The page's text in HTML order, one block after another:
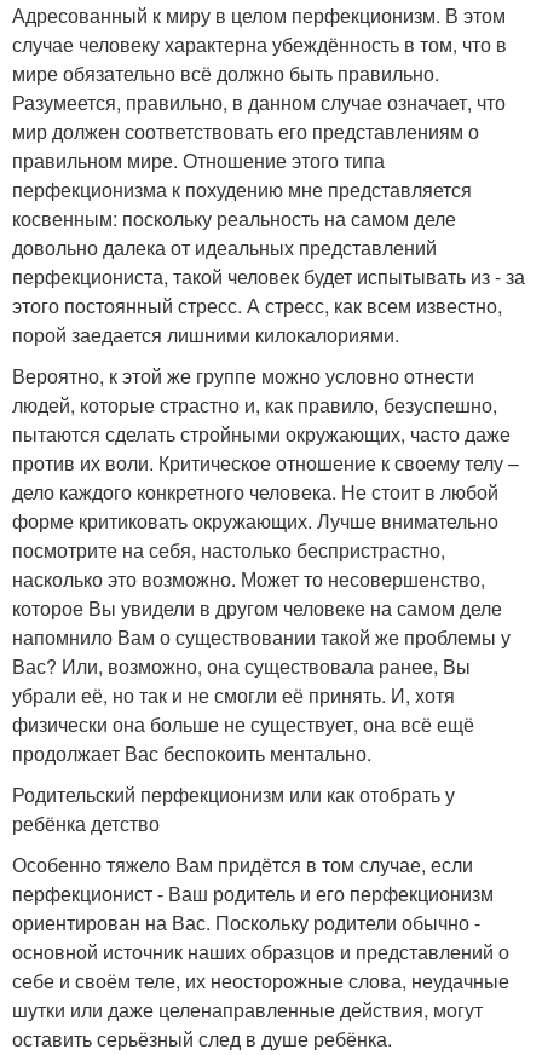
Адресованный к миру в целом перфекционизм. В этом
случае человеку характерна убеждённость в том, что в
мире обязательно всё должно быть правильно.
Разумеется, правильно, в данном случае означает, что
мир должен соответствовать его представлениям о
правильном мире. Отношение этого типа
перфекционизма к похудению мне представляется
косвенным: поскольку реальность на самом деле
довольно далека от идеальных представлений
перфекциониста, такой человек будет испытывать из - за
этого постоянный стресс. А стресс, как всем известно,
порой заедается лишними килокалориями.
Вероятно, к этой же группе можно условно отнести
людей, которые страстно и, как правило, безуспешно,
пытаются сделать стройными окружающих, часто даже
против их воли. Критическое отношение к своему телу –
дело каждого конкретного человека. Не стоит в любой
форме критиковать окружающих. Лучше внимательно
посмотрите на себя, настолько беспристрастно,
насколько это возможно. Может то несовершенство,
которое Вы увидели в другом человеке на самом деле
напомнило Вам о существовании такой же проблемы у
Вас? Или, возможно, она существовала ранее, Вы
убрали её, но так и не смогли её принять. И, хотя
физически она больше не существует, она всё ещё
продолжает Вас беспокоить ментально.
Родительский перфекционизм или как отобрать у
ребёнка детство
Особенно тяжело Вам придётся в том случае, если
перфекционист - Ваш родитель и его перфекционизм
ориентирован на Вас. Поскольку родители обычно -
основной источник наших образцов и представлений о
себе и своём теле, их неосторожные слова, неудачные
шутки или даже целенаправленные действия, могут
оставить серьёзный след в душе ребёнка.